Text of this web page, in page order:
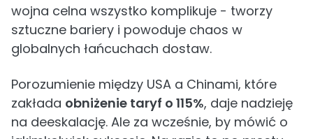
wojna celna wszystko komplikuje - tworzy
sztuczne bariery i powoduje chaos w
globalnych łańcuchach dostaw.
Porozumienie między USA a Chinami, które
zakłada obniżenie taryf o 115%, daje nadzieję
na deeskalację. Ale za wcześnie, by mówić o